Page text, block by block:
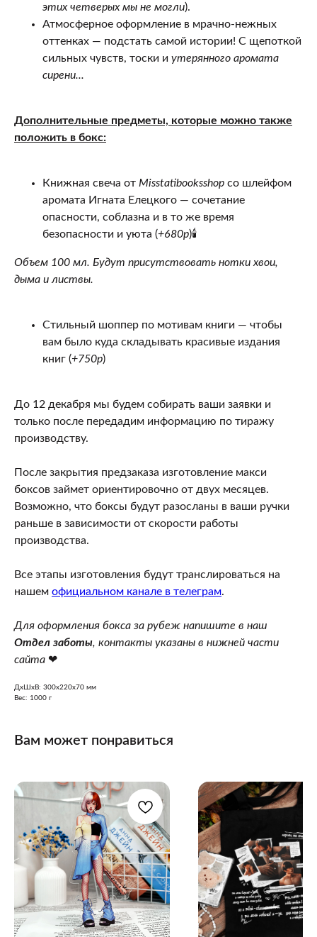
этих четверых мы не могли).
Атмосферное оформление в мрачно-нежных
оттенках — подстать самой истории! С щепоткой
сильных чувств, тоски и утерянного аромата
сирени...
Дополнительные предметы, которые можно также
положить в бокс:
Книжная свеча от Misstatibooksshop со шлейфом
аромата Игната Елецкого — сочетание
опасности, соблазна и в то же время
безопасности и уюта (+680р)🕯
Объем 100 мл. Будут присутствовать нотки хвои,
дыма и листвы.
Стильный шоппер по мотивам книги — чтобы
вам было куда складывать красивые издания
книг (+750р)
До 12 декабря мы будем собирать ваши заявки и
только после передадим информацию по тиражу
производству.
После закрытия предзаказа изготовление макси
боксов займет ориентировочно от двух месяцев.
Возможно, что боксы будут разосланы в ваши ручки
раньше в зависимости от скорости работы
производства.
Все этапы изготовления будут транслироваться на
нашем официальном канале в телеграм.
Для оформления бокса за рубеж напишите в наш
Отдел заботы, контакты указаны в нижней части
сайта ❤
ДxШxВ: 300x220x70 мм
Вес: 1000 г
Вам может понравиться